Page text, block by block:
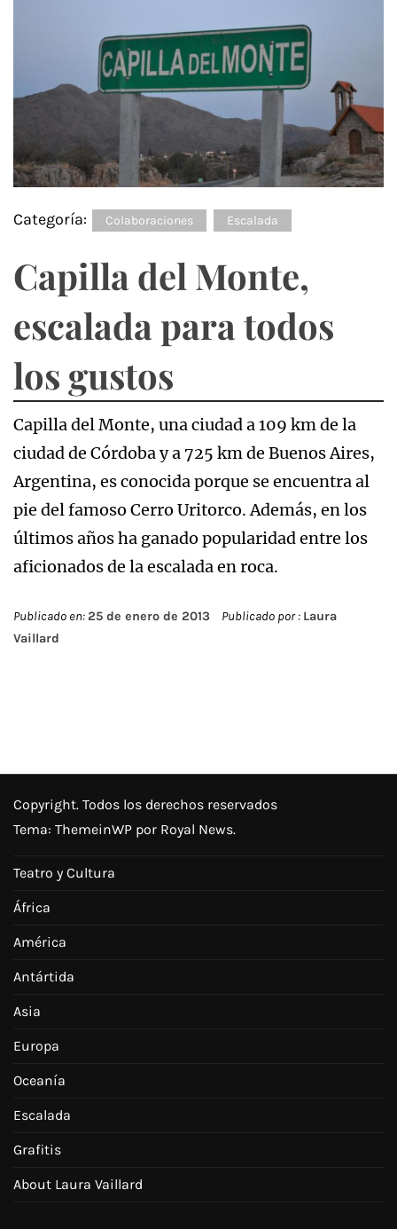
Categoría: Colaboraciones Escalada
Capilla del Monte,
escalada para todos
los gustos
Capilla del Monte, una ciudad a 109 km de la
ciudad de Córdoba y a 725 km de Buenos Aires,
Argentina, es conocida porque se encuentra al
pie del famoso Cerro Uritorco. Además, en los
últimos años ha ganado popularidad entre los
aficionados de la escalada en roca.
Publicado en:25 de enero de 2013 Publicado por : Laura
Vaillard
Copyright. Todos los derechos reservados
Tema: ThemeinWP por Royal News.
Teatro y Cultura
África
América
Antártida
Asia
Europa
Oceanía
Escalada
Grafitis
About Laura Vaillard